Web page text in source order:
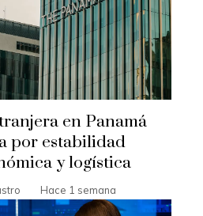
en Panamá
por estabilidad
y logística
Hace 1 semana